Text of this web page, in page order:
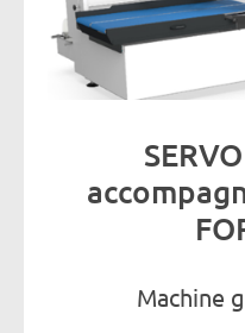
Machine